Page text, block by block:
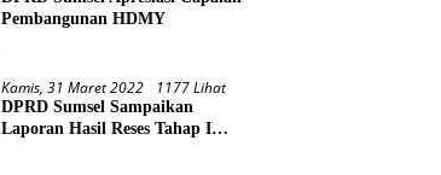
Pembangunan HDMY
Kamis, 31 Maret 2022 1177 Lihat
DPRD Sumsel Sampaikan
Laporan Hasil Reses Tahap I